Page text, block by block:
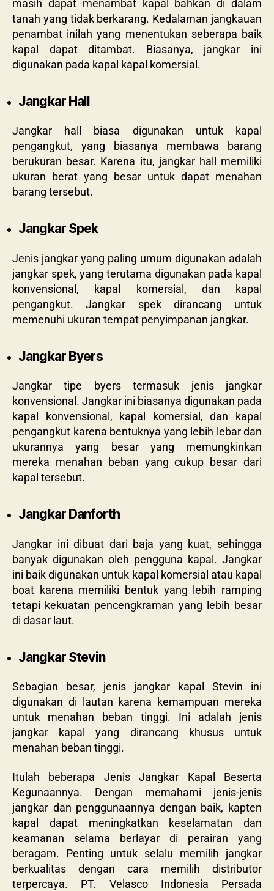
masih dapat menambat kapal bahkan di dalam
tanah yang tidak berkarang. Kedalaman jangkauan
penambat inilah yang menentukan seberapa baik
kapal dapat ditambat. Biasanya, jangkar ini
digunakan pada kapal kapal komersial.
Jangkar Hall
Jangkar hall biasa digunakan untuk kapal
pengangkut, yang biasanya membawa barang
berukuran besar. Karena itu, jangkar hall memiliki
ukuran berat yang besar untuk dapat menahan
barang tersebut.
Jangkar Spek
Jenis jangkar yang paling umum digunakan adalah
jangkar spek, yang terutama digunakan pada kapal
konvensional, kapal komersial, dan kapal
pengangkut. Jangkar spek dirancang untuk
memenuhi ukuran tempat penyimpanan jangkar.
Jangkar Byers
Jangkar tipe byers termasuk jenis jangkar
konvensional. Jangkar ini biasanya digunakan pada
kapal konvensional, kapal komersial, dan kapal
pengangkut karena bentuknya yang lebih lebar dan
ukurannya yang besar yang memungkinkan
mereka menahan beban yang cukup besar dari
kapal tersebut.
Jangkar Danforth
Jangkar ini dibuat dari baja yang kuat, sehingga
banyak digunakan oleh pengguna kapal. Jangkar
ini baik digunakan untuk kapal komersial atau kapal
boat karena memiliki bentuk yang lebih ramping
tetapi kekuatan pencengkraman yang lebih besar
di dasar laut.
Jangkar Stevin
Sebagian besar, jenis jangkar kapal Stevin ini
digunakan di lautan karena kemampuan mereka
untuk menahan beban tinggi. Ini adalah jenis
jangkar kapal yang dirancang khusus untuk
menahan beban tinggi.
Itulah beberapa Jenis Jangkar Kapal Beserta
Kegunaannya. Dengan memahami jenis-jenis
jangkar dan penggunaannya dengan baik, kapten
kapal dapat meningkatkan keselamatan dan
keamanan selama berlayar di perairan yang
beragam. Penting untuk selalu memilih jangkar
berkualitas dengan cara memilih distributor
terpercaya. PT. Velasco Indonesia Persada